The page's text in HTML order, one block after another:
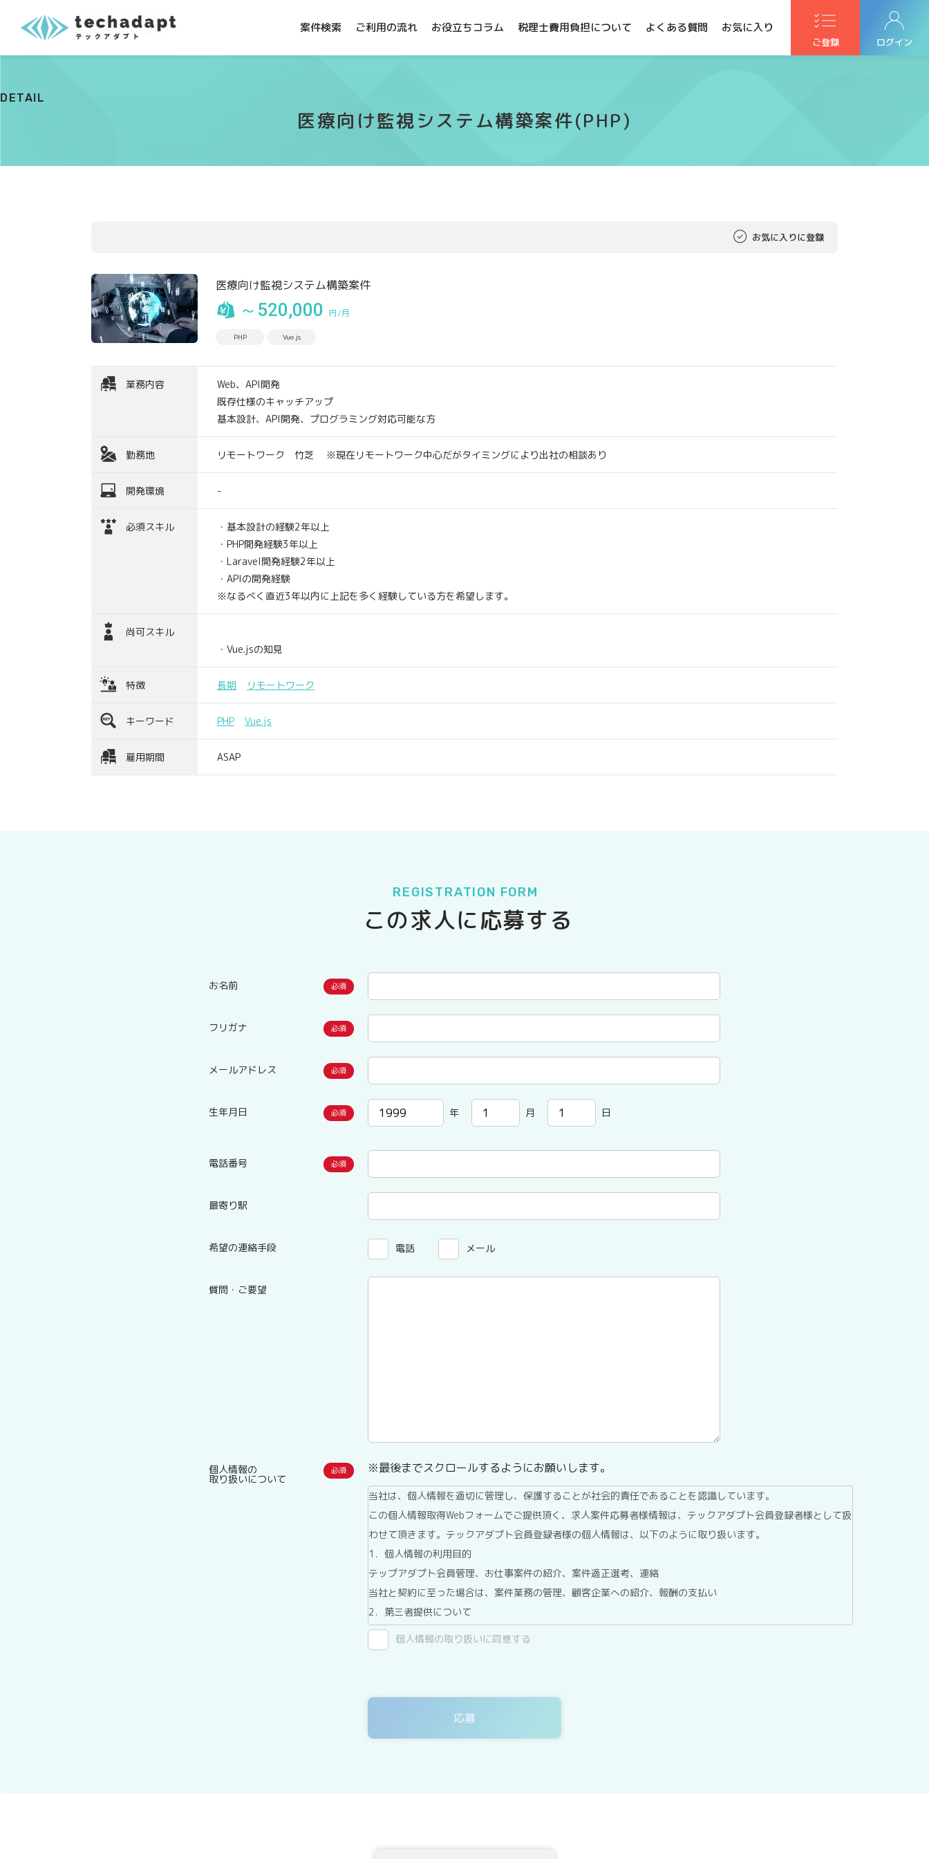
案件検索 ご利用の流れ お役立ちコラム 税理士費用負担について よくある質問 お気に入り
ご登録 ログイン
DETAIL
医療向け監視システム構築案件(PHP)
お気に入りに登録
医療向け監視システム構築案件
～520,000 円/月
PHP Vue.js
業務内容
Web、API開発
既存仕様のキャッチアップ
基本設計、API開発、プログラミング対応可能な方
勤務地 リモートワーク 竹芝 ※現在リモートワーク中心だがタイミングにより出社の相談あり
開発環境 -
必須スキル
・基本設計の経験2年以上
・PHP開発経験3年以上
・Laravel開発経験2年以上
・APIの開発経験
※なるべく直近3年以内に上記を多く経験している方を希望します。
尚可スキル
・Vue.jsの知見
特徴 長期 リモートワーク
キーワード PHP Vue.js
雇用期間 ASAP
REGISTRATION FORM
この求人に応募する
お名前
フリガナ
メールアドレス
生年月日 年 月 日
電話番号
最寄り駅
希望の連絡手段 電話 メール
質問・ご要望
個人情報の
取り扱いについて
※最後までスクロールするようにお願いします。
当社は、個人情報を適切に管理し、保護することが社会的責任であることを認識しています。
この個人情報取得Webフォームでご提供頂く、求人案件応募者様情報は、テックアダプト会員登録者様として扱
わせて頂きます。テックアダプト会員登録者様の個人情報は、以下のように取り扱います。
1．個人情報の利用目的
テップアダプト会員管理、お仕事案件の紹介、案件適正選考、連絡
当社と契約に至った場合は、案件業務の管理、顧客企業への紹介、報酬の支払い
2．第三者提供について
テックアダプト会員登録者情報は、法令に基づく場合、委託する場合を除き、第三者へ提供することはありませ
ん。
4．開示等の請求について
個人情報の取り扱いに同意する